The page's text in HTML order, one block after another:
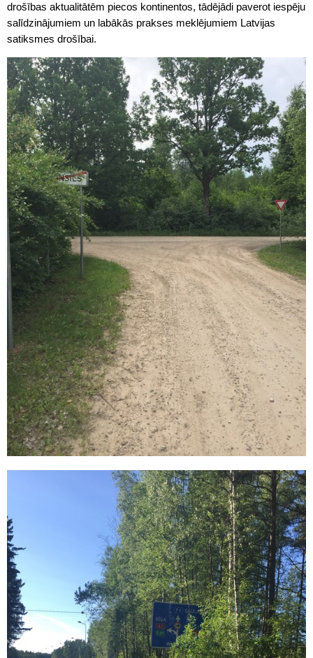
drošības aktualitātēm piecos kontinentos, tādējādi paverot iespēju
salīdzinājumiem un labākās prakses meklējumiem Latvijas
satiksmes drošībai.